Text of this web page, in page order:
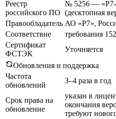
Реестр
российского ПО
№ 5256 — «Р7-
(десктопная
Правообладатель АО «Р7»,
Соответствие
требования
Сертификат
ФСТЭК
Уточняется
Обновления и поддержка
Частота
обновлений
3–4 раза в год
Срок права на
обновление
указан в
окончания
требуют